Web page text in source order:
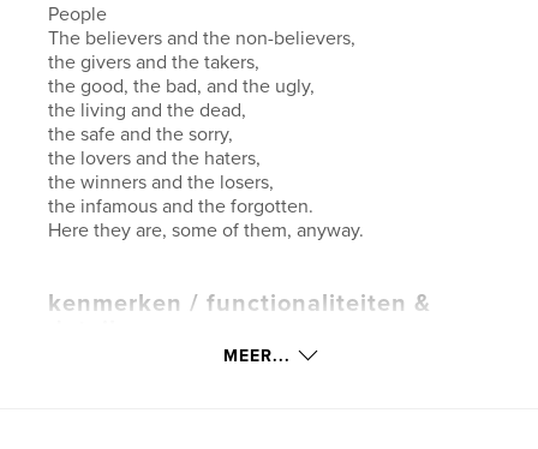
People
The believers and the non-believers,
the givers and the takers,
the good, the bad, and the ugly,
the living and the dead,
the safe and the sorry,
the lovers and the haters,
the winners and the losers,
the infamous and the forgotten.
Here they are, some of them, anyway.
kenmerken / functionaliteiten &
Kunst & Fotografie
MEER...